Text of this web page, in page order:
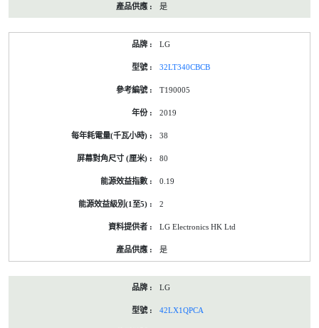
是
LG
32LT340CBCB
T190005
2019
38
80
0.19
2
LG Electronics HK Ltd
是
LG
42LX1QPCA